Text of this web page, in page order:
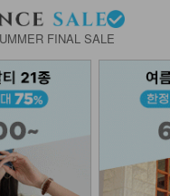
SH-16/가죽 키높이 슬립온
AC-10/클립 체인 팔찌
FINAL SALE